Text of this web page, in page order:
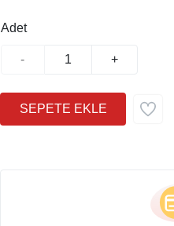
Adet
- +